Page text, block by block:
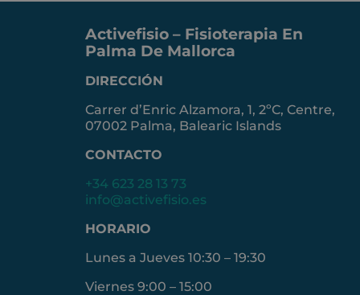
Activefisio – Fisioterapia En
Palma De Mallorca
DIRECCIÓN
Carrer d’Enric Alzamora, 1, 2ºC, Centre,
07002 Palma, Balearic Islands
CONTACTO
+34 623 28 13 73
info@activefisio.es
HORARIO
Lunes a Jueves 10:30 – 19:30
Viernes 9:00 – 15:00